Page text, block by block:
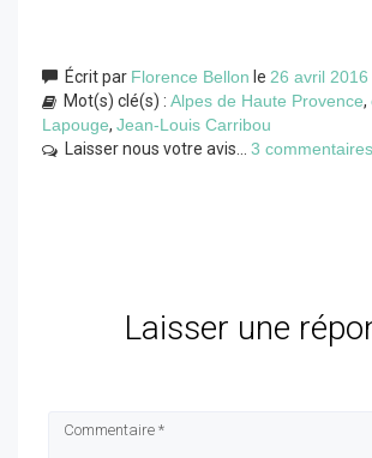
Écrit par Florence Bellon le 26 avril 2016
Mot(s) clé(s) : Alpes de Haute Provence,
Lapouge, Jean-Louis Carribou
Laisser nous votre avis... 3 commentaires
Laisser une